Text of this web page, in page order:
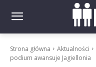
Strona główna Aktualności
podium awansuje Jagiellonia